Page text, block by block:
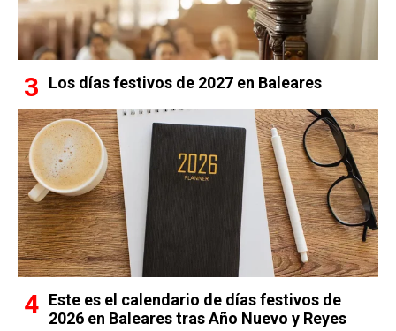
Los días festivos de 2027 en Baleares
Este es el calendario de días festivos de
2026 en Baleares tras Año Nuevo y Reyes